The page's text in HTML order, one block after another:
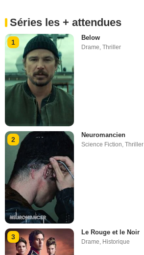
Séries les + attendues
1
Below
Drame,Thriller
2
Neuromancien
Science Fiction,Thriller
3
Le Rouge et le Noir
Drame, Historique